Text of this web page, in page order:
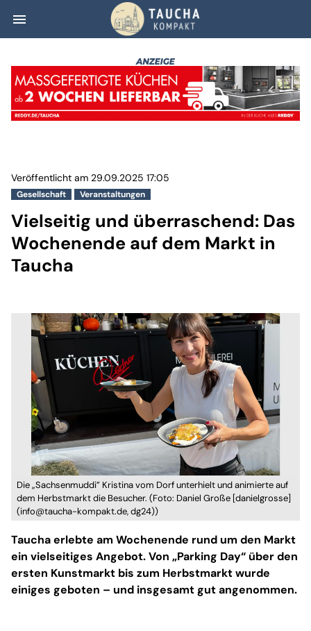
menu Vielseitig und
Gesellschaft Veranstaltungen
Veröffentlicht am 29.09.2025 17:05
Vielseitig und überraschend: Das
Wochenende auf dem Markt in
Taucha
Die „Sachsenmuddi” Kristina vom Dorf unterhielt und animierte auf
dem Herbstmarkt die Besucher. (Foto: Daniel Große [danielgrosse]
(info@taucha-kompakt.de, dg24))
Taucha erlebte am Wochenende rund um den Markt
ein vielseitiges Angebot. Von „Parking Day“ über den
ersten Kunstmarkt bis zum Herbstmarkt wurde
einiges geboten – und insgesamt gut angenommen.